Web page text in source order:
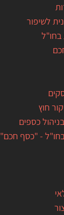
לשיפור
בחו"ל
חוץ
כספים
בחו"ל - "כסף חכם"